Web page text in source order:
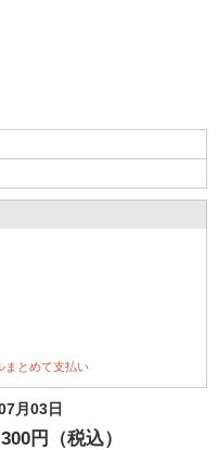
まとめて支払い
月03日
円（税込）